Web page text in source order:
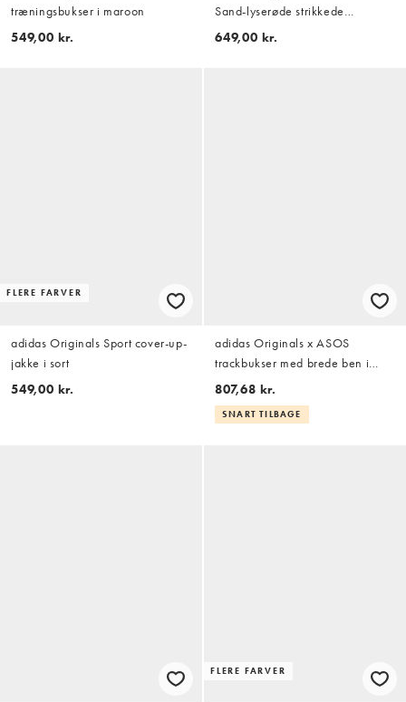
træningsbukser i maroon
549,00 kr.
Sand-lyserøde strikkede
træningsbukser
649,00 kr.
FLERE FARVER
adidas Originals Sport cover-up-
jakke i sort
549,00 kr.
adidas Originals x ASOS
trackbukser med brede ben i
salviegrøn
807,68 kr.
SNART TILBAGE
FLERE FARVER